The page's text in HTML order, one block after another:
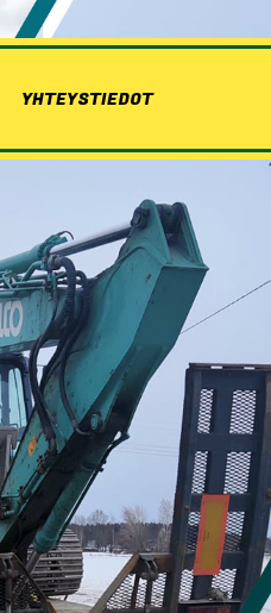
YHTEYSTIEDOT